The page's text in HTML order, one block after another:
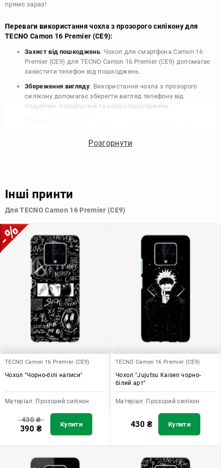
прямо зараз!
Переваги використання чохла з прозорого силікону для
TECNO Camon 16 Premier (CE9):
Захист від пошкоджень: Чохол для смартфона Camon 16
Premier (CE9) для TECNO Camon 16 Premier (CE9) допомагає
захистити телефон від пошкоджень.
Збереження вигляду: Використання чохла з прозорого
силікону допомагає зберегти вигляд телефону від
подряпин, потертостей та інших пошкоджень.
вашого телефону, що особливо важливо для людей, які
стилю та особистому смаку.
Узагалі, чохол для телефону - це дуже корисний аксесуар, який
додати зручності в користуванні.
Розгорнути
Інші принти
Для TECNO Camon 16 Premier (CE9)
TECNO Camon 16 Premier (CE9)
Чохол "Чорно-білі написи"
Матеріал: Прозорий силікон
430₴
390 ₴ Купити
TECNO Camon 16 Premier (CE9)
Чохол "Jujutsu Kaisen чорно-
білий арт"
Матеріал: Прозорий силікон
430 ₴ Купити